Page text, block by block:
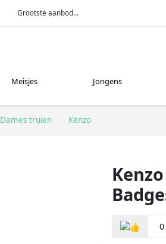
Grootste aanbod...
Meisjes Jongens
Dames truien Kenzo
0